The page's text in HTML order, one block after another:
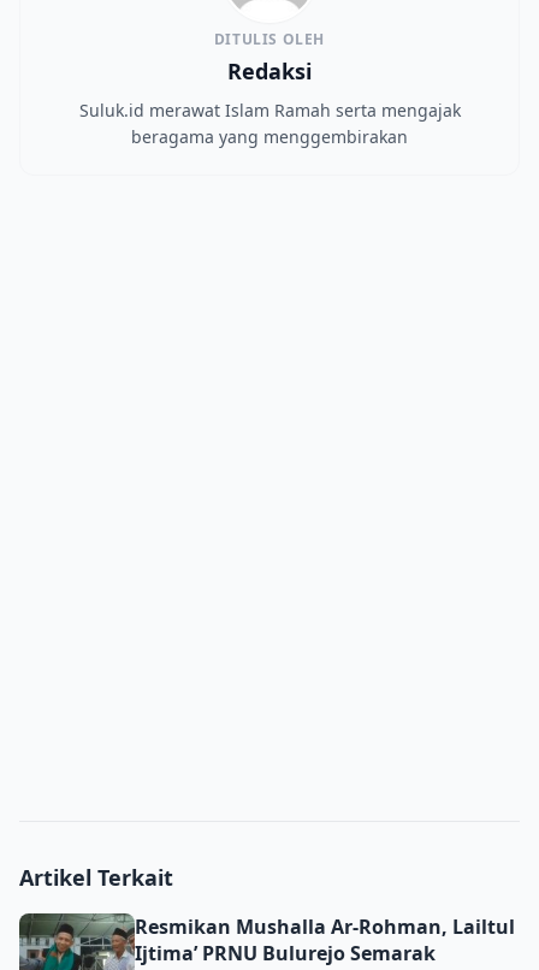
DITULIS OLEH
Redaksi
Suluk.id merawat Islam Ramah serta mengajak
beragama yang menggembirakan
Artikel Terkait
Resmikan Mushalla Ar-Rohman, Lailtul Ijtima’ PRNU
Resmikan Mushalla Ar-Rohman, Lailtul
Ijtima’ PRNU Bulurejo Semarak